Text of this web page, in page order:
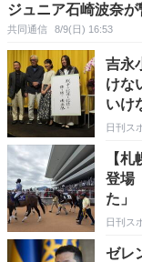
ジュニア石崎波奈
共同通信 8/9(日) 16:53
吉永
けな
いけ
日刊ス
【
登場
た」
日刊ス
ゼレ